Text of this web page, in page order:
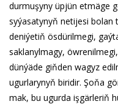
dur­mu­şy­ny üp­jün et­mä­ge
sy­ýa­sa­ty­nyň ne­ti­je­si bo­lan
de­ni­ýe­tiň ös­dü­ril­me­gi,
sak­la­nyl­ma­gy,
dün­ýä­de giň­den wa­gyz
ugur­la­ry­nyň bi­ri­dir. Şo­ňa
mak, bu ugur­da iş­gär­le­riň